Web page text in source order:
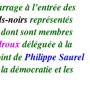
à l’entrée des
noirsreprésentés
sont membres
déléguée à la
dePhilippe Saurel
démocratie et les